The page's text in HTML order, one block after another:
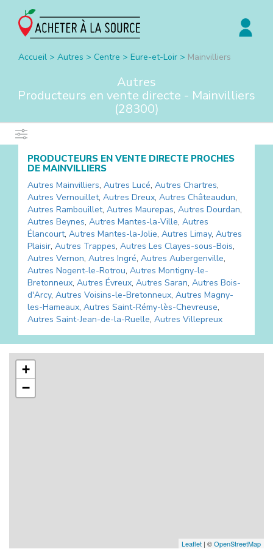
Accueil > Autres > Centre > Eure-et-Loir > Mainvilliers
Autres
Producteurs en vente directe - Mainvilliers
(28300)
PRODUCTEURS EN VENTE DIRECTE PROCHES
DE MAINVILLIERS
Autres Mainvilliers, Autres Lucé, Autres Chartres,
Autres Vernouillet, Autres Dreux, Autres Châteaudun,
Autres Rambouillet, Autres Maurepas, Autres Dourdan,
Autres Beynes, Autres Mantes-la-Ville, Autres
Élancourt, Autres Mantes-la-Jolie, Autres Limay, Autres
Plaisir, Autres Trappes, Autres Les Clayes-sous-Bois,
Autres Vernon, Autres Ingré, Autres Aubergenville,
Autres Nogent-le-Rotrou, Autres Montigny-le-
Bretonneux, Autres Évreux, Autres Saran, Autres Bois-
d'Arcy, Autres Voisins-le-Bretonneux, Autres Magny-
les-Hameaux, Autres Saint-Rémy-lès-Chevreuse,
Autres Saint-Jean-de-la-Ruelle, Autres Villepreux
+
−
Leaflet | ©OpenStreetMap